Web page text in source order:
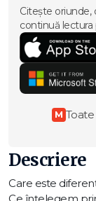
Citește oriunde,
continuă lectura
M
Descriere
Care este
Ce înțelegem